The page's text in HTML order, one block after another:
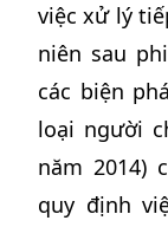
việc xử lý
niên sau
các biện
loại người
năm 2014)
quy định